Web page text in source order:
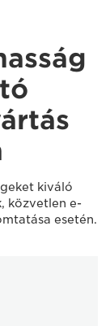
kiváló
közvetlen e-
esetén.